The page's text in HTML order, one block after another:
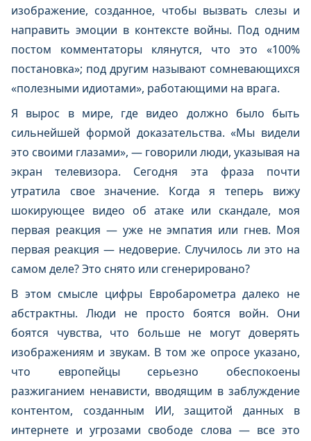
изображение, созданное, чтобы вызвать слезы и
направить эмоции в контексте войны. Под одним
постом комментаторы клянутся, что это «100%
постановка»; под другим называют сомневающихся
«полезными идиотами», работающими на врага.
Я вырос в мире, где видео должно было быть
сильнейшей формой доказательства. «Мы видели
это своими глазами», — говорили люди, указывая на
экран телевизора. Сегодня эта фраза почти
утратила свое значение. Когда я теперь вижу
шокирующее видео об атаке или скандале, моя
первая реакция — уже не эмпатия или гнев. Моя
первая реакция — недоверие. Случилось ли это на
самом деле? Это снято или сгенерировано?
В этом смысле цифры Евробарометра далеко не
абстрактны. Люди не просто боятся войн. Они
боятся чувства, что больше не могут доверять
изображениям и звукам. В том же опросе указано,
что европейцы серьезно обеспокоены
разжиганием ненависти, вводящим в заблуждение
контентом, созданным ИИ, защитой данных в
интернете и угрозами свободе слова — все это